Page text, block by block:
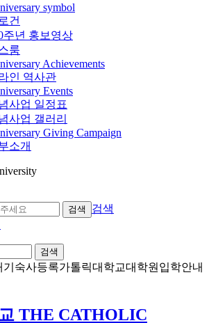
symbol
건
주년 홍보영상
룸
Achievements
인 역사관
Events
사업 일정표
사업 갤러리
Giving Campaign
소개
검색
검색
검색
기숙사등록가톨릭대학교대학원입학안내